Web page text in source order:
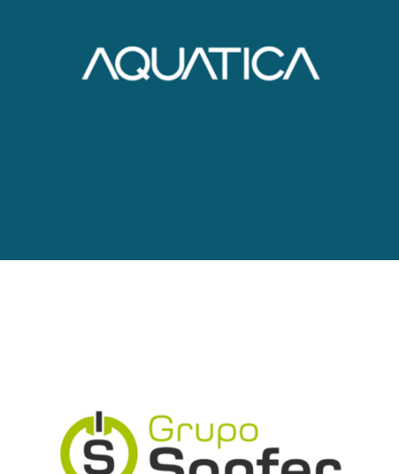
Aquatica
Arte web / Id Corporativa / Id grafica / Publicidad / Social
Grupo Sanfer
Arte web / Id Corporativa